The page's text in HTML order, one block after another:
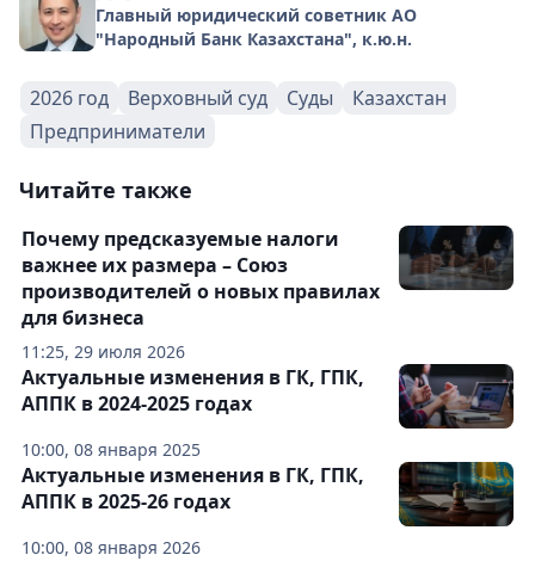
Главный юридический советник АО
"Народный Банк Казахстана", к.ю.н.
2026 год Верховный суд Суды
Казахстан
Предприниматели
Читайте также
11:25, 29 июля 2026
Почему предсказуемые налоги
важнее их размера – Союз
производителей о новых правилах
для бизнеса
10:00, 08 января 2025
Актуальные изменения в ГК, ГПК,
АППК в 2024-2025 годах
10:00, 08 января 2026
Актуальные изменения в ГК, ГПК,
АППК в 2025-26 годах